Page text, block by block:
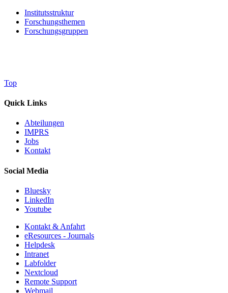
Institutsstruktur
Forschungsthemen
Forschungsgruppen
Top
Quick Links
Abteilungen
IMPRS
Jobs
Kontakt
Social Media
Bluesky
LinkedIn
Youtube
Kontakt & Anfahrt
eResources - Journals
Helpdesk
Intranet
Labfolder
Nextcloud
Remote Support
Webmail